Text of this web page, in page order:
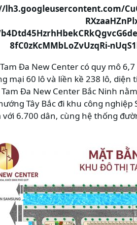
Đa New Center có quy mô
mại 60 lô và liền kề 238 lô, diện
Đa New Center Bắc Ninh
Tây Bắc đi khu công
6.700 dân, cùng hệ thống